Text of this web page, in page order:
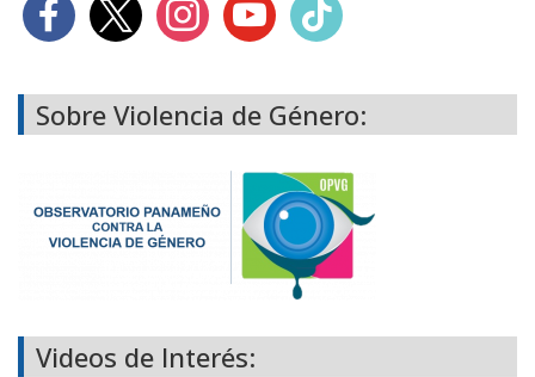
Sobre Violencia de Género:
Videos de Interés: